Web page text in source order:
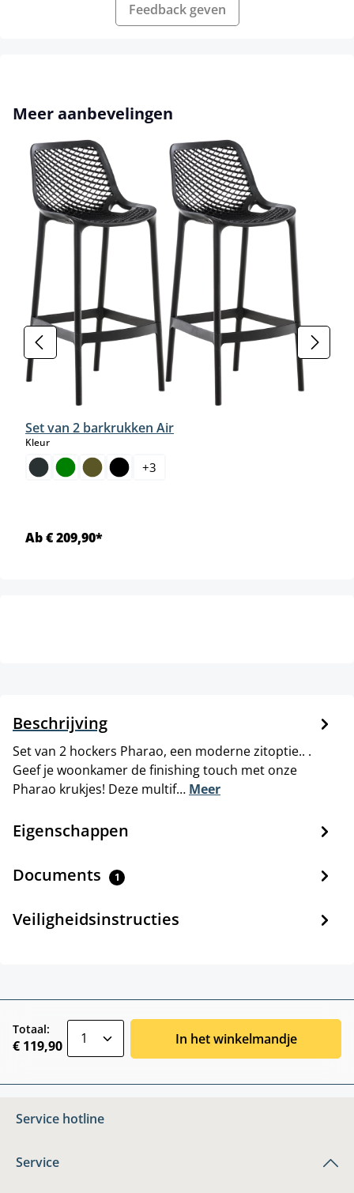
Feedback geven
Productgalerij overslaan
Meer aanbevelingen
Set van 2 barkrukken Air
Kleurselect
+3
Ab € 209,90*
Beschrijving
Set van 2 hockers Pharao, een moderne zitoptie.. .
Geef je woonkamer de finishing touch met onze
Pharao krukjes! Deze multif… Meer
Eigenschappen
Documents 1
Veiligheidsinstructies
Totaal:
€ 119,90 In het winkelmandje
Service hotline
Service